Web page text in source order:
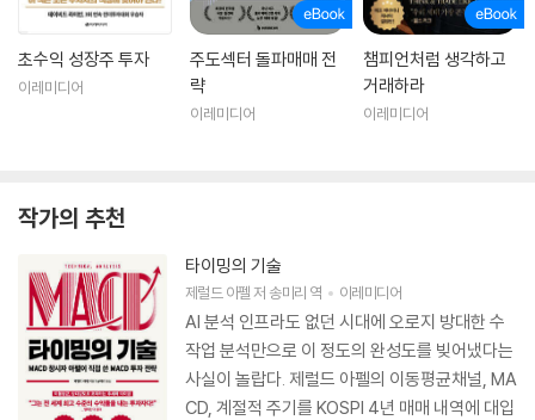
초수익 성장주 투자
이레미디어
주도섹터 돌파매매 전
략
이레미디어
챔피언처럼 생각하고
거래하라
이레미디어
작가의 추천
타이밍의 기술
제럴드 아펠저 송미리 역 이레미디어
AI 분석 인프라도 없던 시대에 오로지 방대한 수
작업 분석만으로 이 정도의 완성도를 빚어냈다는
사실이 놀랍다. 제럴드 아펠의 이동평균채널, MA
CD, 계절적 주기를 KOSPI 4년 매매 내역에 대입